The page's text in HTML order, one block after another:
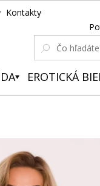
Kontakty
EROTICKÁ